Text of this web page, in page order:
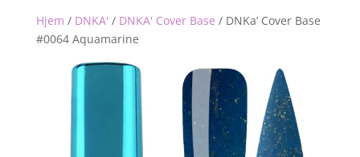
Hjem / DNKA' / DNKA' Cover Base / DNKa’ Cover Base
#0064 Aquamarine